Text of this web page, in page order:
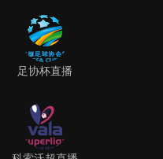
足协杯直播